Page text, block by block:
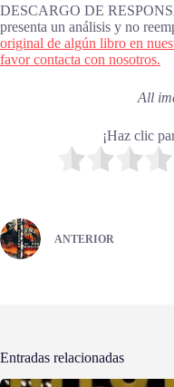
DESCARGO DE
presenta un análisis y no
original de algún libro en
favor contacta con nosotros.
All
¡Haz clic
ANTERIOR
Entradas relacionadas